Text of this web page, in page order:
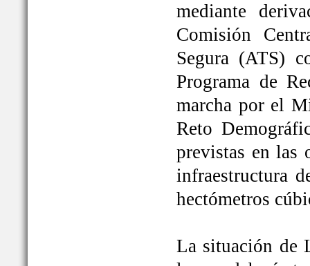
mediante
Comisión
Segura (ATS)
Programa de
marcha por el
Reto
previstas en las
infraestructura
hectómetros
La situación de